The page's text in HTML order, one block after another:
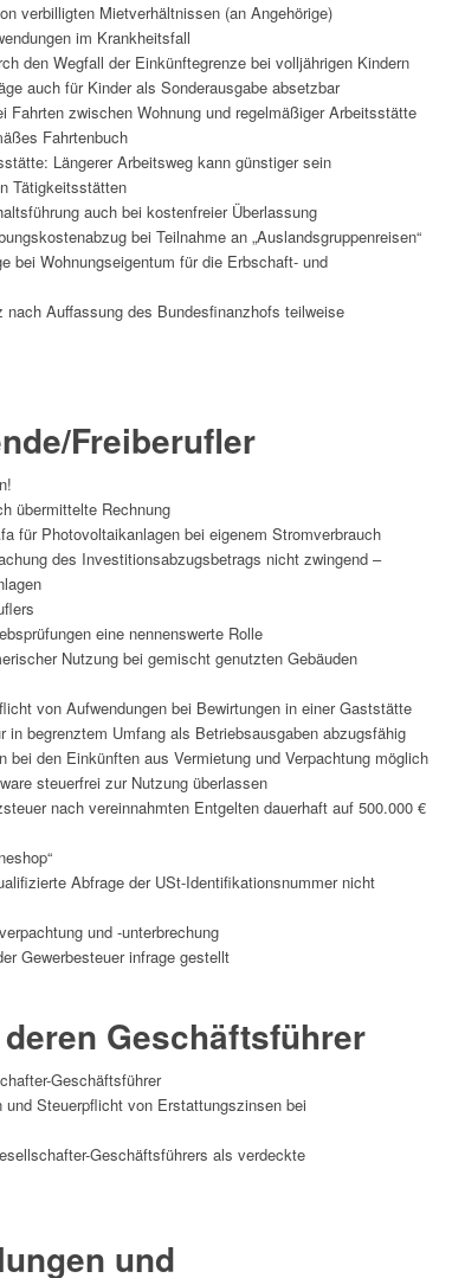
verbilligten Mietverhältnissen (an Angehörige)
im Krankheitsfall
den Wegfall der Einkünftegrenze bei volljährigen Kindern
auch für Kinder als Sonderausgabe absetzbar
Fahrten zwischen Wohnung und regelmäßiger Arbeitsstätte
Fahrtenbuch
Längerer Arbeitsweg kann günstiger sein
Tätigkeitsstätten
auch bei kostenfreier Überlassung
bei Teilnahme an „Auslandsgruppenreisen“
bei Wohnungseigentum für die Erbschaft- und
Auffassung des Bundesfinanzhofs teilweise
Freiberufler
übermittelte Rechnung
für Photovoltaikanlagen bei eigenem Stromverbrauch
des Investitionsabzugsbetrags nicht zwingend –
eine nennenswerte Rolle
Nutzung bei gemischt genutzten Gebäuden
von Aufwendungen bei Bewirtungen in einer Gaststätte
in begrenztem Umfang als Betriebsausgaben abzugsfähig
den Einkünften aus Vermietung und Verpachtung möglich
steuerfrei zur Nutzung überlassen
nach vereinnahmten Entgelten dauerhaft auf 500.000 €
Abfrage der USt-Identifikationsnummer nicht
und -unterbrechung
Gewerbesteuer infrage gestellt
Geschäftsführer
Geschäftsführer
Steuerpflicht von Erstattungszinsen bei
Geschäftsführers als verdeckte
und